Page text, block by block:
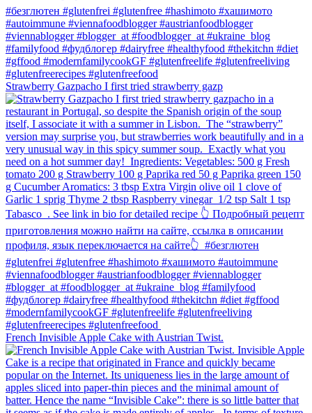
Strawberry Gazpacho⁠ I first tried strawberry gazp
French Invisible Apple Cake with Austrian Twist.⁠